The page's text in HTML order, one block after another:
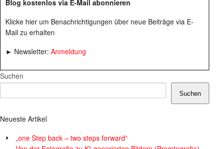
Blog kostenlos via E-Mail abonnieren
Klicke hier um Benachrichtigungen über neue Beiträge via E-
Mail zu erhalten
► Newsletter: Anmeldung
Suchen
Suchen
Neueste Artikel
„one Step back – two steps forward“